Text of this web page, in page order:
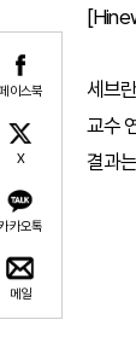
이스북
X
카오톡
메일
세브
교수
결과